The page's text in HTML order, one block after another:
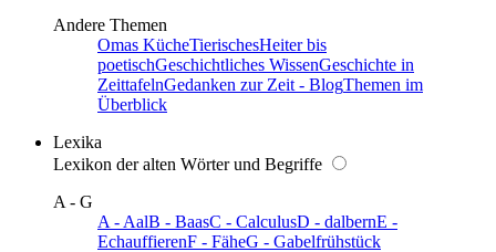
Andere Themen
Omas KücheTierischesHeiter bis
poetischGeschichtliches WissenGeschichte in
ZeittafelnGedanken zur Zeit - BlogThemen im
Überblick
Lexika
Lexikon der alten Wörter und Begriffe
A - G
A - AalB - BaasC - CalculusD - dalbernE -
EchauffierenF - FäheG - Gabelfrühstück